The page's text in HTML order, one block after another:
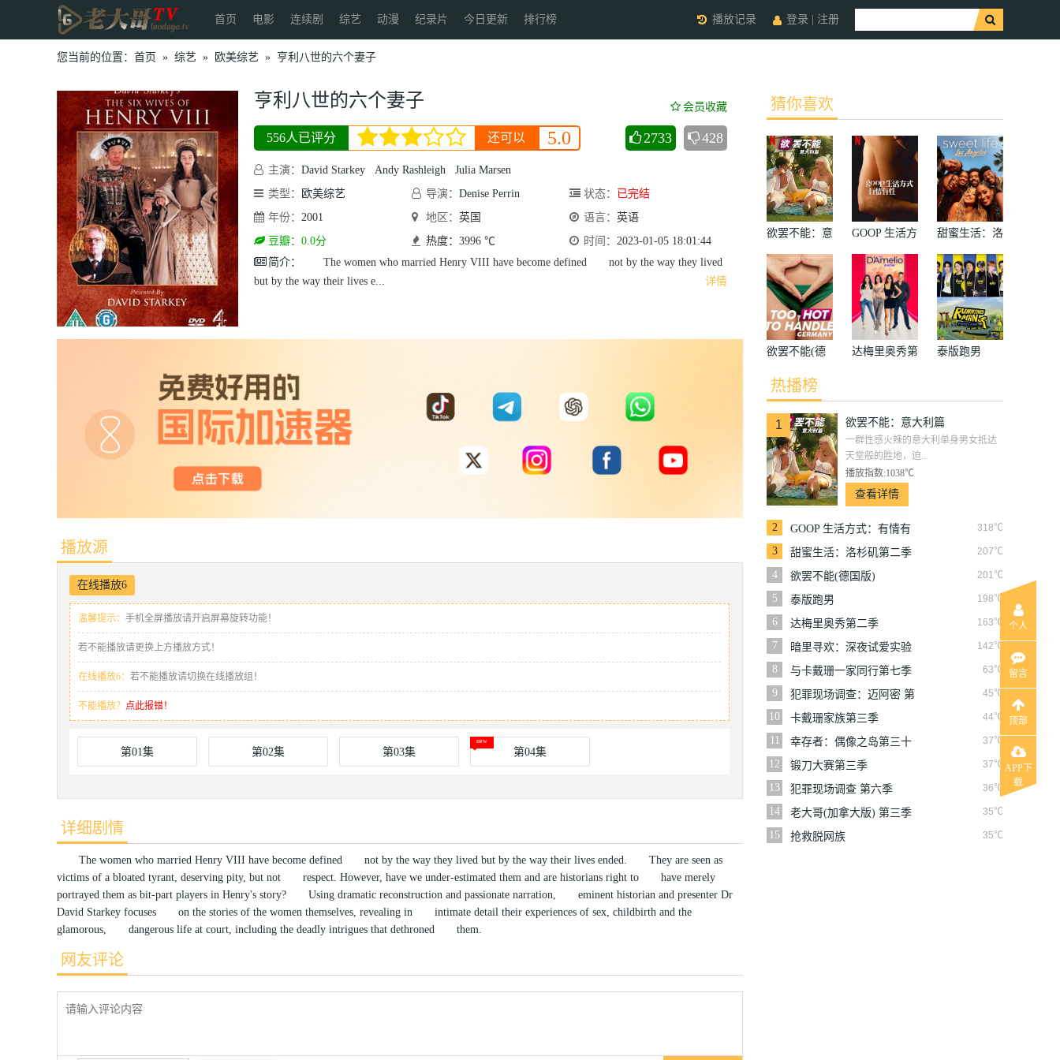
首页 电影 连续剧 综艺 动漫 纪录片 今日更新 排行榜 登录 注册
播放记录
您当前的位置： 首页 » 综艺 » 欧美综艺 » 亨利八世的六个妻子
亨利八世的六个妻子 会员收藏
556人已评分 还可以 5.0 2733 428
主演： David Starkey Andy Rashleigh
Julia Marsen
类型：
欧美综艺 导演： Denise Perrin 状态：
已完结
年份： 2001 地区： 英国 语言： 英语
豆瓣：0.0分
热度：3996 ℃ 时间： 2023-01-05 18:01:44
简介：
详情
The women who married Henry VIII have become defined not by the way they lived
but by the way their lives e...
播放源
在线播放6
温馨提示： 手机全屏播放请开启屏幕旋转功能！
若不能播放请更换上方播放方式！
在线播放6： 若不能播放请切换在线播放组！
不能播放？ 点此报错！
第01集 第02集 第03集 第04集
详细剧情
The women who married Henry VIII have become defined not by the way they lived but by the way their lives ended. They are seen as
victims of a bloated tyrant, deserving pity, but not respect. However, have we under-estimated them and are historians right to have merely
portrayed them as bit-part players in Henry's story? Using dramatic reconstruction and passionate narration, eminent historian and presenter Dr
David Starkey focuses on the stories of the women themselves, revealing in intimate detail their experiences of sex, childbirth and the
glamorous, dangerous life at court, including the deadly intrigues that dethroned them.
网友评论
猜你喜欢
欲罢不能：意
大利篇
GOOP 生活方
式：有情有性
第一季
甜蜜生活：洛
杉矶第二季
欲罢不能(德
国版)
达梅里奥秀第
泰版跑男
热播榜
1 欲罢不能：意大利篇
一群性感火辣的意大利单身男女抵达
天堂般的胜地，迫...
播放指数:1038℃
查看详情
2 318℃
GOOP 生活方式：有情有
性 第一季
3 207℃
甜蜜生活：洛杉矶第二季
4
201℃
欲罢不能(德国版)
5
198℃
泰版跑男
6
163℃
达梅里奥秀第二季
7
142℃
暗里寻欢：深夜试爱实验
8
63℃
与卡戴珊一家同行第七季
9
45℃
犯罪现场调查：迈阿密 第
六季
10 44℃
卡戴珊家族第三季
11
37℃
幸存者：偶像之岛第三十
九季
12 37℃
锻刀大赛第三季
13
36℃
犯罪现场调查 第六季
14
35℃
老大哥(加拿大版) 第三季
15
35℃
抢救脱网族
个人
留言
顶部
APP下
载